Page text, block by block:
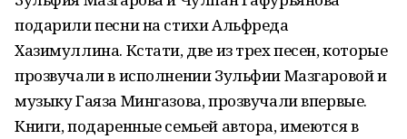
подарили песни на стихи Альфреда
Хазимуллина. Кстати, две из трех песен, которые
прозвучали в исполнении Зульфии Мазгаровой и
музыку Гаяза Мингазова, прозвучали впервые.
Книги, подаренные семьей автора, имеются в